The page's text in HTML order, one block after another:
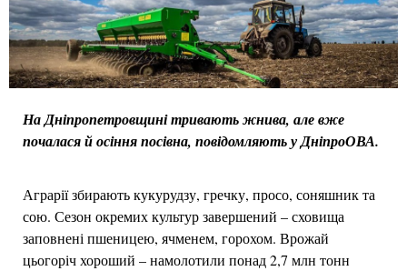
На Дніпропетровщині тривають жнива, але вже
почалася й осіння посівна, повідомляють у ДніпроОВА.
Аграрії збирають кукурудзу, гречку, просо, соняшник та
сою. Сезон окремих культур завершений – сховища
заповнені пшеницею, ячменем, горохом. Врожай
цьогоріч хороший – намолотили понад 2,7 млн тонн